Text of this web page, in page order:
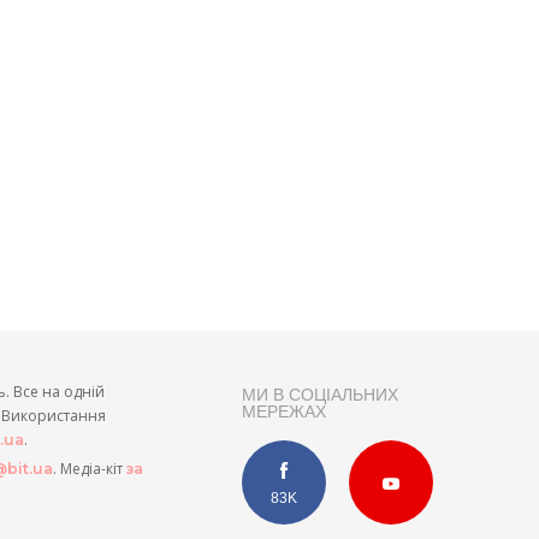
МИ В СОЦІАЛЬНИХ
МЕРЕЖАХ
83K
Все на одній
Використання
.
. Медіа-кіт за